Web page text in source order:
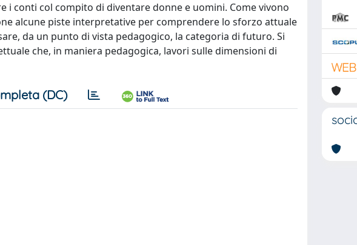
i conti col compito di diventare donne e uomini. Come vivono
alcune piste interpretative per comprendere lo sforzo attuale
da un punto di vista pedagogico, la categoria di futuro. Si
che, in maniera pedagogica, lavori sulle dimensioni di
(DC)